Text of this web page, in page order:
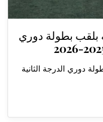
بلقب بطولة دوري
دوري الدرجة الثانية